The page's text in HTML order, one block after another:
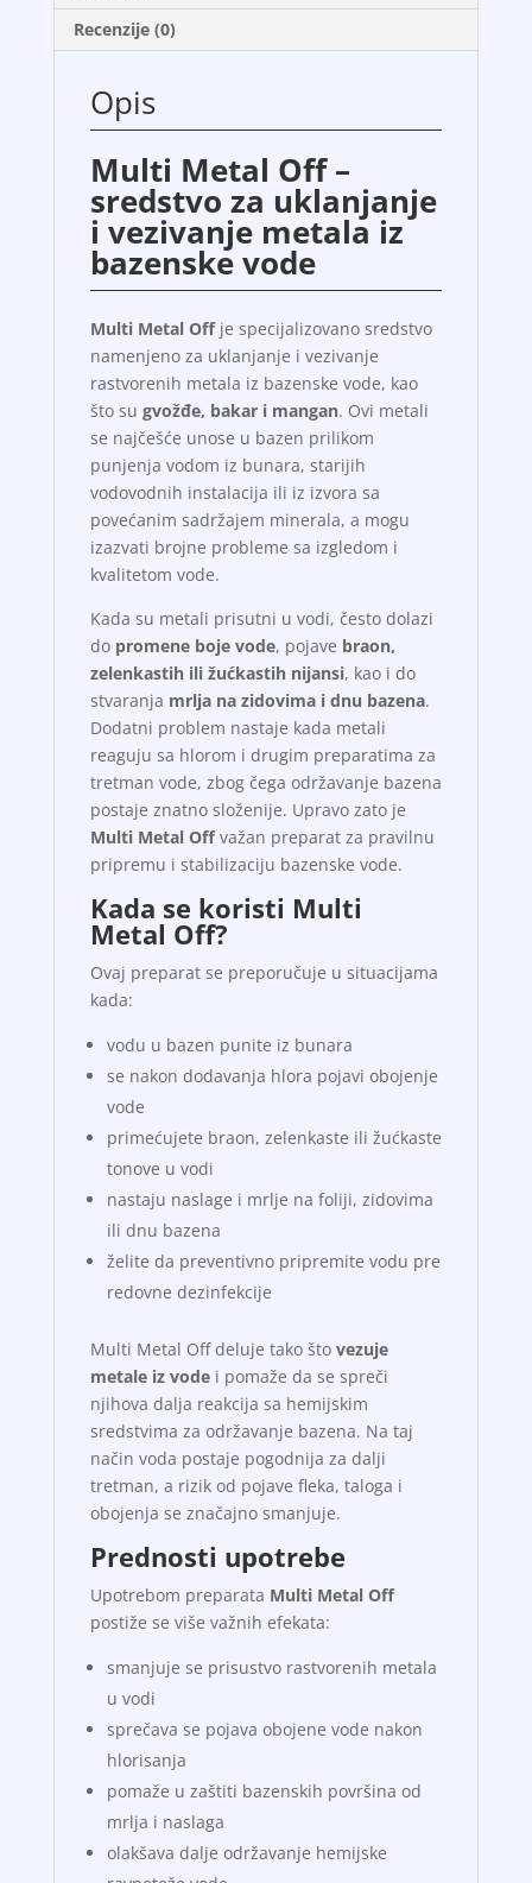
Recenzije (0)
Opis
Multi Metal Off –
sredstvo za uklanjanje
i vezivanje metala iz
bazenske vode
Multi Metal Offje specijalizovano sredstvo
namenjeno za uklanjanje i vezivanje
rastvorenih metala iz bazenske vode, kao
što su gvožđe, bakar i mangan. Ovi metali
se najčešće unose u bazen prilikom
punjenja vodom iz bunara, starijih
vodovodnih instalacija ili iz izvora sa
povećanim sadržajem minerala, a mogu
izazvati brojne probleme sa izgledom i
kvalitetom vode.
Kada su metali prisutni u vodi, često dolazi
do promene boje vode, pojave braon,
zelenkastih ili žućkastih nijansi, kao i do
stvaranja mrlja na zidovima i dnu bazena.
Dodatni problem nastaje kada metali
reaguju sa hlorom i drugim preparatima za
tretman vode, zbog čega održavanje bazena
postaje znatno složenije. Upravo zato je
Multi Metal Offvažan preparat za pravilnu
pripremu i stabilizaciju bazenske vode.
Kada se koristi Multi
Metal Off?
Ovaj preparat se preporučuje u situacijama
kada:
vodu u bazen punite iz bunara
se nakon dodavanja hlora pojavi obojenje
vode
primećujete braon, zelenkaste ili žućkaste
tonove u vodi
nastaju naslage i mrlje na foliji, zidovima
ili dnu bazena
želite da preventivno pripremite vodu pre
redovne dezinfekcije
Multi Metal Off deluje tako što vezuje
metale iz vodei pomaže da se spreči
njihova dalja reakcija sa hemijskim
sredstvima za održavanje bazena. Na taj
način voda postaje pogodnija za dalji
tretman, a rizik od pojave fleka, taloga i
obojenja se značajno smanjuje.
Prednosti upotrebe
Upotrebom preparata Multi Metal Off
postiže se više važnih efekata:
smanjuje se prisustvo rastvorenih metala
u vodi
sprečava se pojava obojene vode nakon
hlorisanja
pomaže u zaštiti bazenskih površina od
mrlja i naslaga
olakšava dalje održavanje hemijske